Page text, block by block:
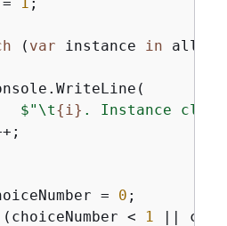
( var instance in
$"\t{i} . Instance
= 0 ;
(choiceNumber < 1 ||